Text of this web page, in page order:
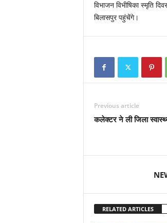
विभाजन विभीषिका स्मृति
बिलासपुर पहुंचेंगे।
Previous article
कलेक्टर ने ली जिला
RELATED ARTICLES